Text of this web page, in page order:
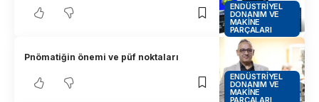
ENDÜSTRIYEL
DONANIM VE
MAKINE
PARÇALARI
ENDÜSTRIYEL
DONANIM VE
MAKINE
PARÇALARI
Pnömatiğin önemi ve püf noktaları